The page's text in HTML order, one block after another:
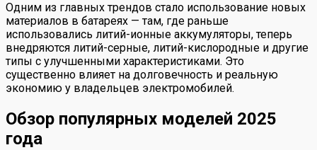
Одним из главных трендов стало использование новых
материалов в батареях — там, где раньше
использовались литий-ионные аккумуляторы, теперь
внедряются литий-серные, литий-кислородные и другие
типы с улучшенными характеристиками. Это
существенно влияет на долговечность и реальную
экономию у владельцев электромобилей.
Обзор популярных моделей 2025
года